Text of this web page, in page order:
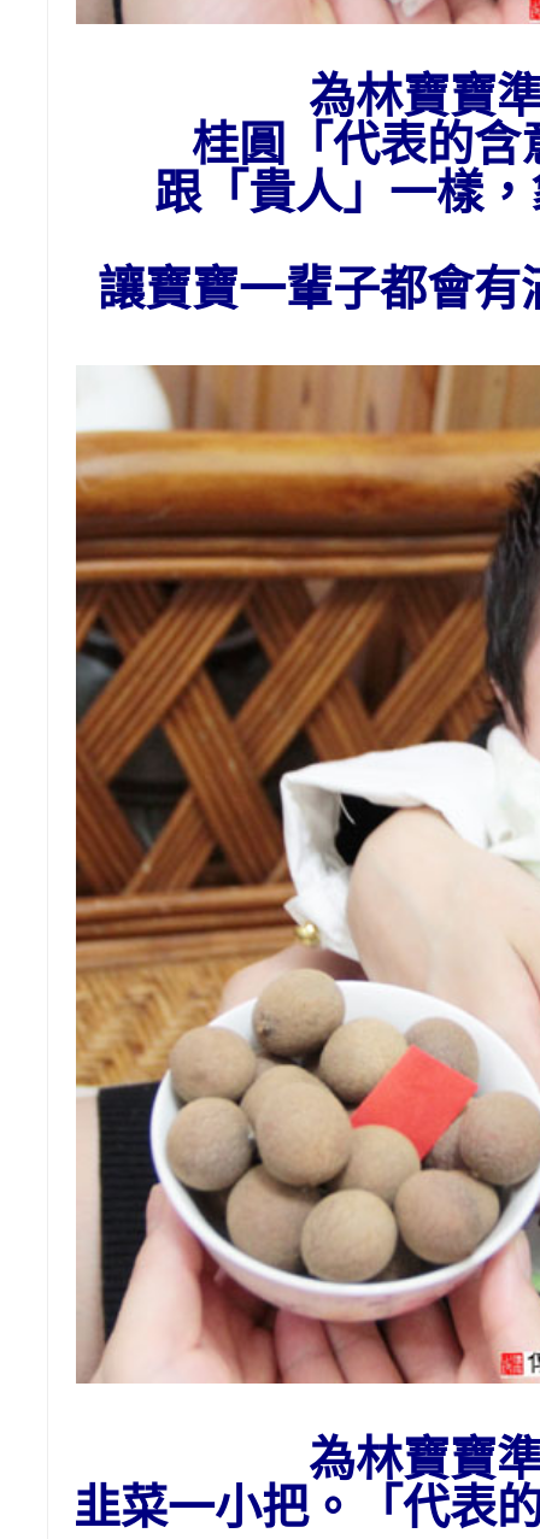
為林寶寶
桂圓「代表的含
跟「貴人」一樣
讓寶寶一輩子都會
為林寶寶
韭菜一小把。「代表